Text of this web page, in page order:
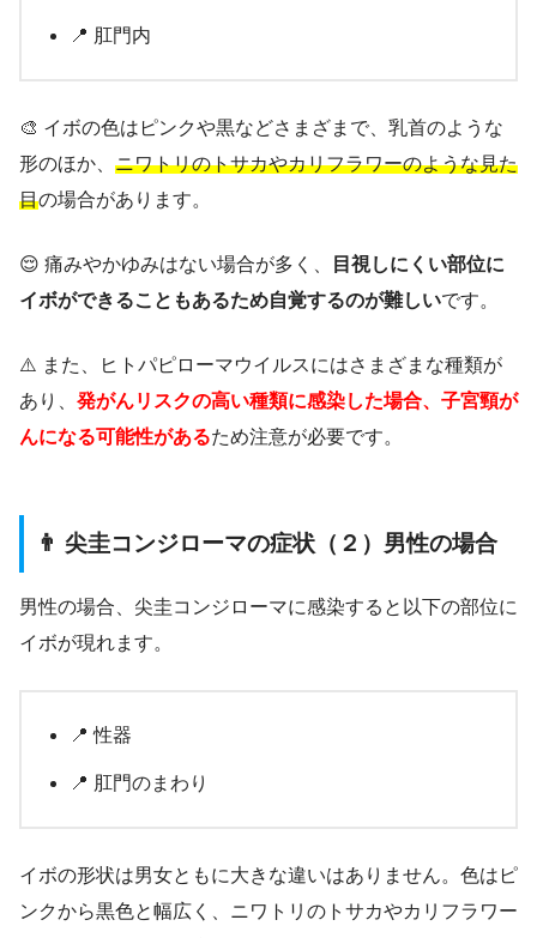
📍 肛門内
🎨 イボの色はピンクや黒などさまざまで、乳首のような
形のほか、 ニワトリのトサカやカリフラワーのような見た
目の場合があります。
😌 痛みやかゆみはない場合が多く、
目視しにくい部位に
イボができることもあるため自覚するのが難しいです。
⚠️ また、ヒトパピローマウイルスにはさまざまな種類が
あり、 発がんリスクの高い種類に感染した場合、子宮頸が
んになる可能性があるため注意が必要です。
👨 尖圭コンジローマの症状（２）男性の場合
男性の場合、尖圭コンジローマに感染すると以下の部位に
イボが現れます。
📍 性器
📍 肛門のまわり
イボの形状は男女ともに大きな違いはありません。色はピ
ンクから黒色と幅広く、ニワトリのトサカやカリフラワー